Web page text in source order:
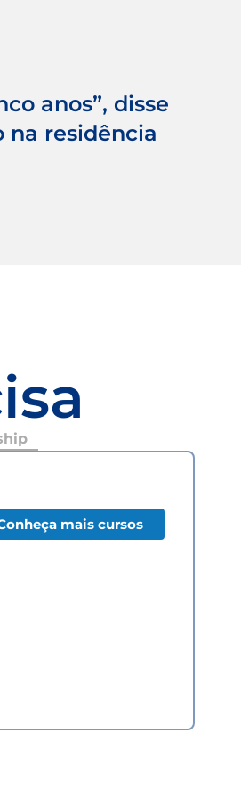
anos”, disse
na residência
mais cursos